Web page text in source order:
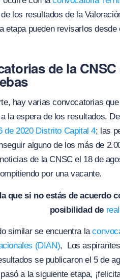
los resultados de la
etapa pueden revisarlos desde
de la
hay varias convocatorias
la espera de los resultados.
de 2020 Distrito Capital 4; las
alguno de los más de
de la CNSC el 18 de
por una vacante.
que si no estás de acuerdo
posibilidad de
similar se encuentra la
(DIAN), Los
se publicaron el 5 de
pasó a la siguiente etapa,